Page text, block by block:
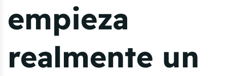
empieza
realmente un